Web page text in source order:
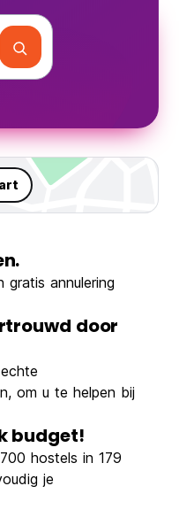
gratis annulering
door
om u te helpen bij
budget!
hostels in 179
je